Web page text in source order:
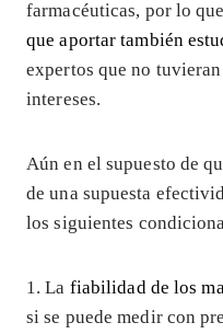
farmacéuticas, por lo
que aportar también
expertos que no
intereses.
Aún en el supuesto de
de una supuesta
los siguientes
1. La fiabilidad de los
si se puede medir con